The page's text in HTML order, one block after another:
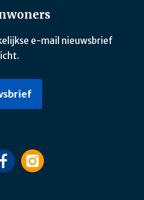
e-mail nieuwsbrief